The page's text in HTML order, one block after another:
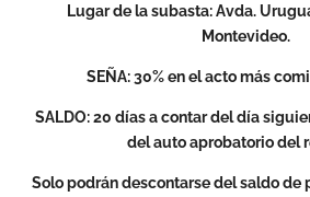
Lugar de la subasta: Avda.
Montevideo.
SEÑA: 30% en el acto más
SALDO: 20 días a contar del día
del auto aprobatorio del
Solo podrán descontarse del saldo de